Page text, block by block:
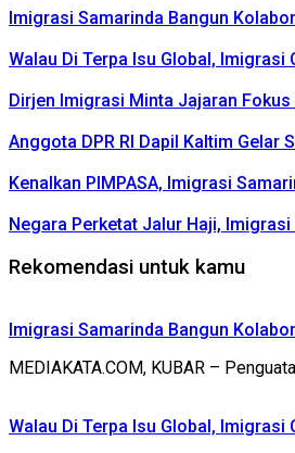
Imigrasi Samarinda Bangun
Walau Di Terpa Isu Global, Imigrasi
Dirjen Imigrasi Minta Jajaran
Anggota DPR RI Dapil Kaltim Gelar
Kenalkan PIMPASA, Imigrasi
Negara Perketat Jalur Haji,
Rekomendasi untuk kamu
Imigrasi Samarinda Bangun
MEDIAKATA.COM, KUBAR –
Walau Di Terpa Isu Global, Imigrasi